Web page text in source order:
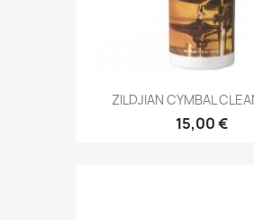
ZILDJIAN CYMBAL
15,00 €